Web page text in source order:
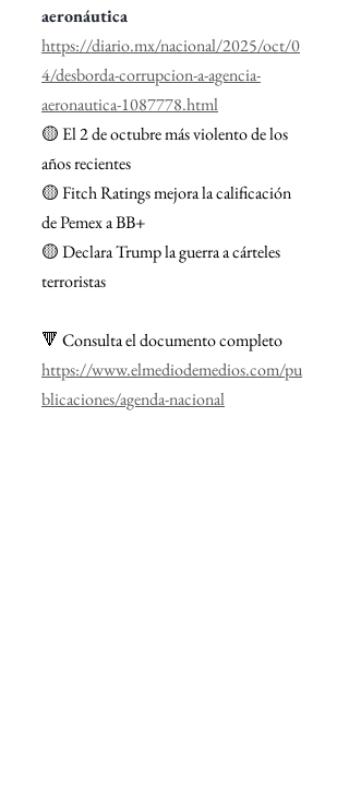
aeronáutica
https://diario.mx/nacional/2025/oct/0
4/desborda-corrupcion-a-agencia-
aeronautica-1087778.html
🟡 El 2 de octubre más violento de los
años recientes
🟡 Fitch Ratings mejora la calificación
de Pemex a BB+
🟡 Declara Trump la guerra a cárteles
terroristas
🔻 Consulta el documento completo
https://www.elmediodemedios.com/pu
blicaciones/agenda-nacional